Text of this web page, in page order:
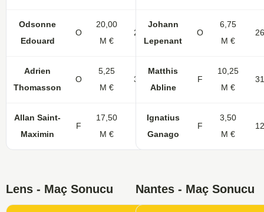
Odsonne
Edouard
O
20,00
M €
27
Adrien
Thomasson
O
5,25
M €
30
Allan Saint-
Maximin
F
17,50
M €
Johann
Lepenant
O
6,75
M €
26
Matthis
Abline
F
10,25
M €
31
Ignatius
Ganago
F
3,50
M €
12
Lens - Maç Sonucu Nantes - Maç Sonucu